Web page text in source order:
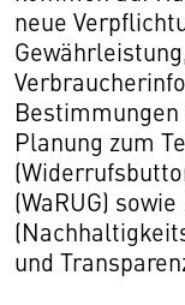
neue
Planung zum
(WaRUG)
und